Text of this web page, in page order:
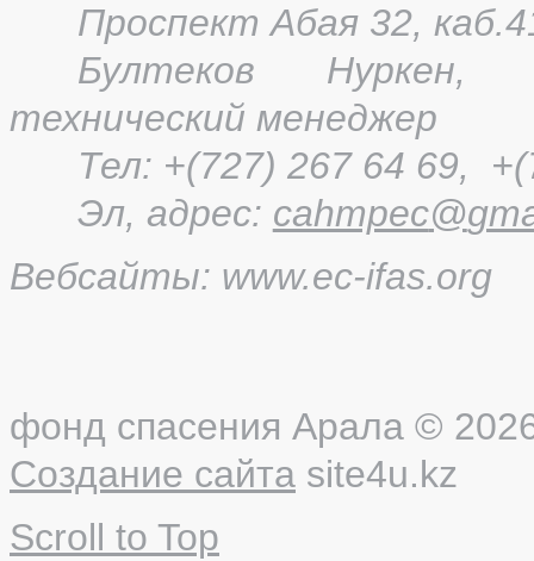
Проспект Абая 32,
Бултеков Нуркен,
технический менеджер
Тел: +(727) 267 64 69,
Эл, адрес: cahmpec@
Вебсайты: www.ec-ifas.org
фонд спасения Арала ©
Создание сайта site4u.kz
Scroll to Top